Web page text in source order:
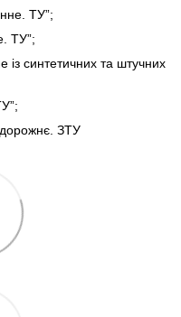
ТУ”;
ТУ”;
синтетичних та штучних
ЗТУ